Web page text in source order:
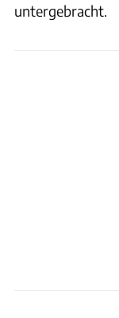
untergebracht.